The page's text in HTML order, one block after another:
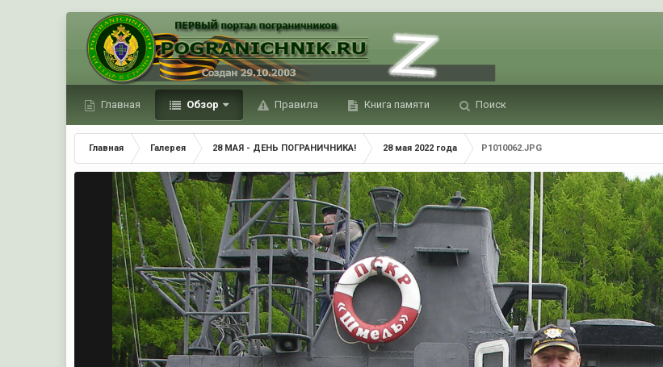
Главная Обзор Правила Книга памяти Поиск
Главная Галерея 28 МАЯ - ДЕНЬ ПОГРАНИЧНИКА! 28 мая 2022 года P1010062.JPG